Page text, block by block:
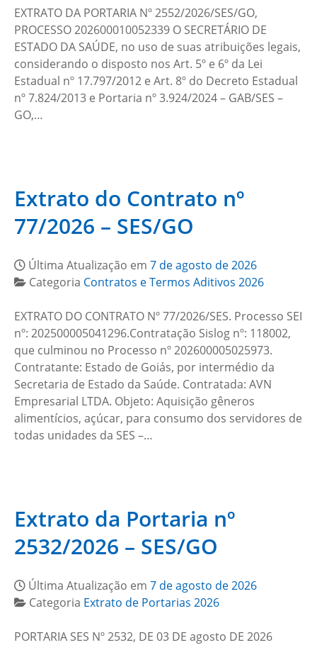
EXTRATO DA PORTARIA Nº 2552/2026/SES/GO,
PROCESSO 202600010052339 O SECRETÁRIO DE
ESTADO DA SAÚDE, no uso de suas atribuições legais,
considerando o disposto nos Art. 5º e 6º da Lei
Estadual nº 17.797/2012 e Art. 8º do Decreto Estadual
nº 7.824/2013 e Portaria nº 3.924/2024 – GAB/SES –
GO,…
Extrato do Contrato nº
77/2026 – SES/GO
Última Atualização em 7 de agosto de 2026
Categoria Contratos e Termos Aditivos 2026
EXTRATO DO CONTRATO Nº 77/2026/SES. Processo SEI
nº: 202500005041296.Contratação Sislog nº: 118002,
que culminou no Processo nº 202600005025973.
Contratante: Estado de Goiás, por intermédio da
Secretaria de Estado da Saúde. Contratada: AVN
Empresarial LTDA. Objeto: Aquisição gêneros
alimentícios, açúcar, para consumo dos servidores de
todas unidades da SES –…
Extrato da Portaria nº
2532/2026 – SES/GO
Última Atualização em 7 de agosto de 2026
Categoria Extrato de Portarias 2026
PORTARIA SES Nº 2532, DE 03 DE agosto DE 2026